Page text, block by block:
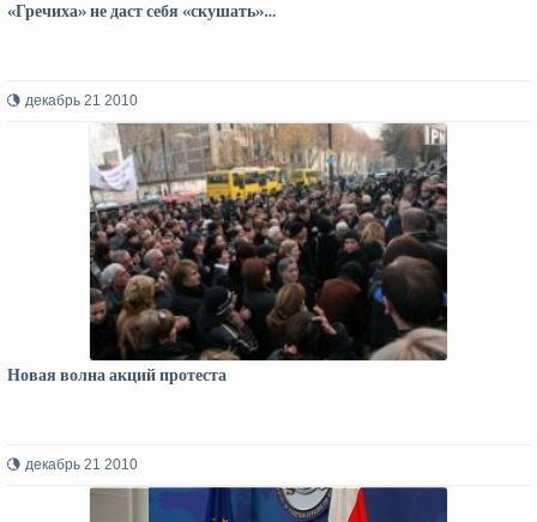
«Гречиха» не даст себя «скушать»…
декабрь 21 2010
Новая волна акций протеста
декабрь 21 2010